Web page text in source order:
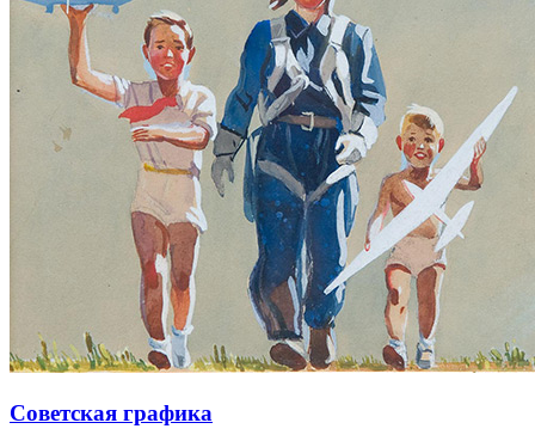
Советская графика